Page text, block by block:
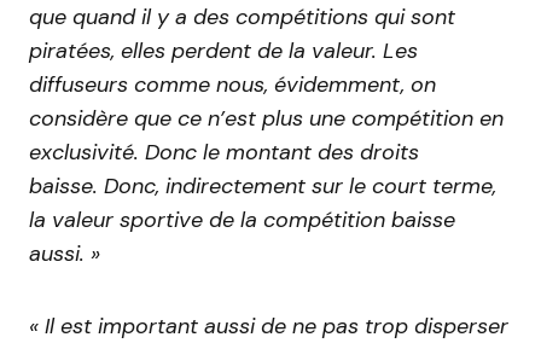
que quand il y a des compétitions qui sont
piratées, elles perdent de la valeur. Les
diffuseurs comme nous, évidemment, on
considère que ce n’est plus une compétition en
exclusivité. Donc le montant des droits
baisse. Donc, indirectement sur le court terme,
la valeur sportive de la compétition baisse
aussi. »
« Il est important aussi de ne pas trop disperser